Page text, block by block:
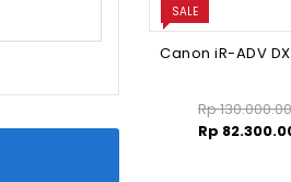
SALE
Rp
Rp